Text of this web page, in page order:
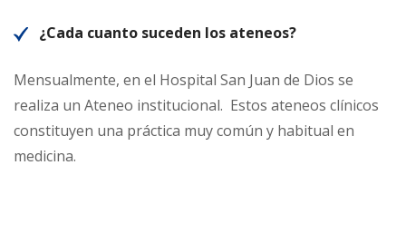
¿Cada cuanto suceden los ateneos?
Mensualmente, en el Hospital San Juan de Dios se
realiza un Ateneo institucional. Estos ateneos clínicos
constituyen una práctica muy común y habitual en
medicina.